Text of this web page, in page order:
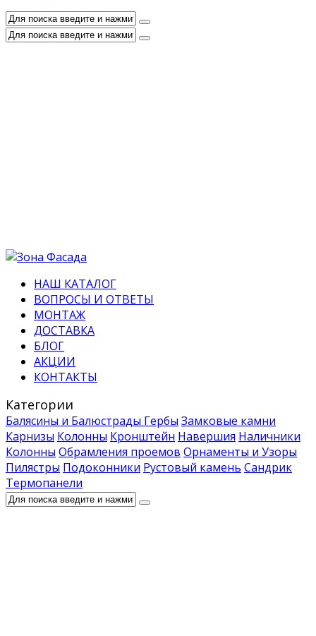
НАШ КАТАЛОГ
ВОПРОСЫ И ОТВЕТЫ
МОНТАЖ
ДОСТАВКА
БЛОГ
АКЦИИ
КОНТАКТЫ
Категории
Балясины и Балюстрады Гербы Замковые камни
Карнизы Колонны Кронштейн Навершия Наличники
Колонны Обрамления проемов Орнаменты и Узоры
Пилястры Подоконники Рустовый камень Сандрик
Термопанели